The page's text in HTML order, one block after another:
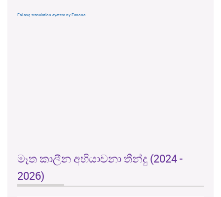
FaLang translation system by Faboba
මෑත කාලීන අභියාචනා තීන්දු (2024 -
2026)